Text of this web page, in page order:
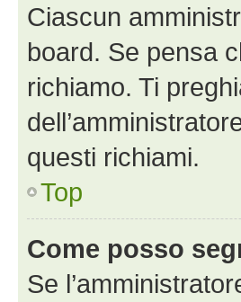
Ciascun
board. Se pensa
richiamo. Ti
questi richiami.
Top
Come posso
Se